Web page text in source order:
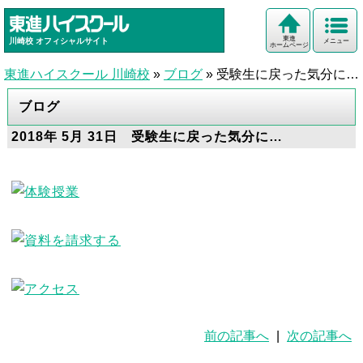
川崎校 オフィシャルサイト メニュー
東進
ホームページ
東進ハイスクール 川崎校 » ブログ » 受験生に戻った気分に…
ブログ
2018年 5月 31日 受験生に戻った気分に…
前の記事へ 次の記事へ